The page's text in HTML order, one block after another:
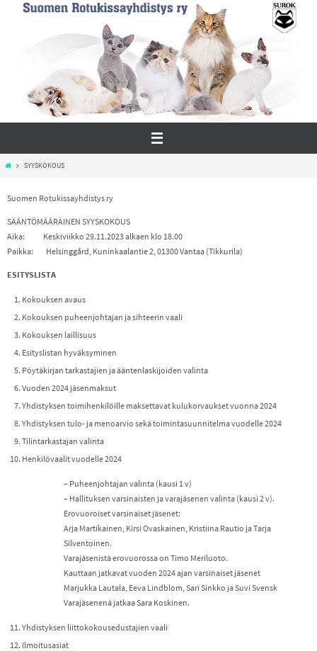
HomeSYYSKOKOUS
Suomen Rotukissayhdistys ry
SÄÄNTÖMÄÄRÄINEN SYYSKOKOUS
Aika: Keskiviikko 29.11.2023 alkaen klo 18.00
Paikka: Helsinggård, Kuninkaalantie 2, 01300 Vantaa (Tikkurila)
ESITYSLISTA
Kokouksen avaus
Kokouksen puheenjohtajan ja sihteerin vaali
Kokouksen laillisuus
Esityslistan hyväksyminen
Pöytäkirjan tarkastajien ja ääntenlaskijoiden valinta
Vuoden 2024 jäsenmaksut
Yhdistyksen toimihenkilöille maksettavat kulukorvaukset vuonna 2024
Yhdistyksen tulo- ja menoarvio sekä toimintasuunnitelma vuodelle 2024
Tilintarkastajan valinta
Henkilövaalit vuodelle 2024
– Puheenjohtajan valinta (kausi 1 v)
– Hallituksen varsinaisten ja varajäsenen valinta (kausi 2 v).
Erovuoroiset varsinaiset jäsenet:
Arja Martikainen, Kirsi Ovaskainen, Kristiina Rautio ja Tarja
Silventoinen.
Varajäsenistä erovuorossa on Timo Meriluoto.
Kauttaan jatkavat vuoden 2024 ajan varsinaiset jäsenet
Marjukka Lautala, Eeva Lindblom, Sari Sinkko ja Suvi Svensk
Varajäsenenä jatkaa Sara Koskinen.
Yhdistyksen liittokokousedustajien vaali
Ilmoitusasiat